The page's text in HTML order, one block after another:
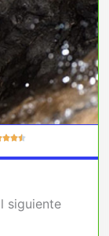
siguiente